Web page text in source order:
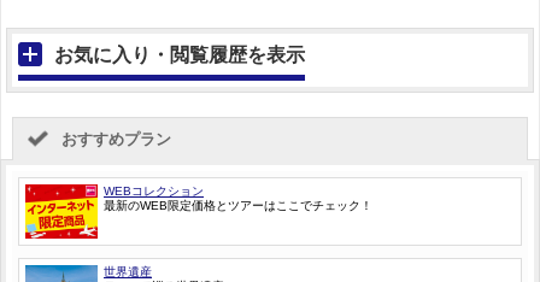
お気に入り・閲覧履歴を表示
おすすめプラン
WEBコレクション
最新のWEB限定価格とツアーはここでチェック！
世界遺産